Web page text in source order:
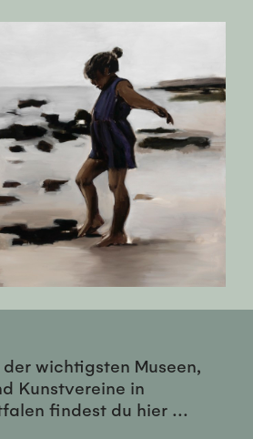
wichtigsten Museen,
Kunstvereine in
findest du hier ...